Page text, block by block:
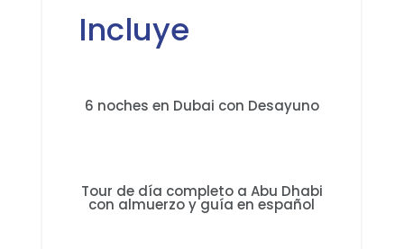
Incluye
6 noches en Dubai con Desayuno
Tour de día completo a Abu Dhabi
con almuerzo y guía en español